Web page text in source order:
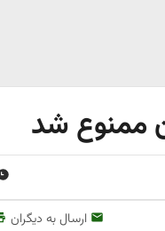
ممنوع شد
ارسال به دیگران